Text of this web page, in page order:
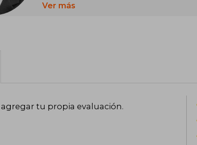
Recibió el Premio Jerusalén de 1985,
manos del presidente de Eslovenia.
Ver más
tu propia evaluación.